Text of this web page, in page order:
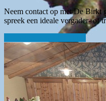
Neem contact op met De Birkt
spreek een ideale vergader- of